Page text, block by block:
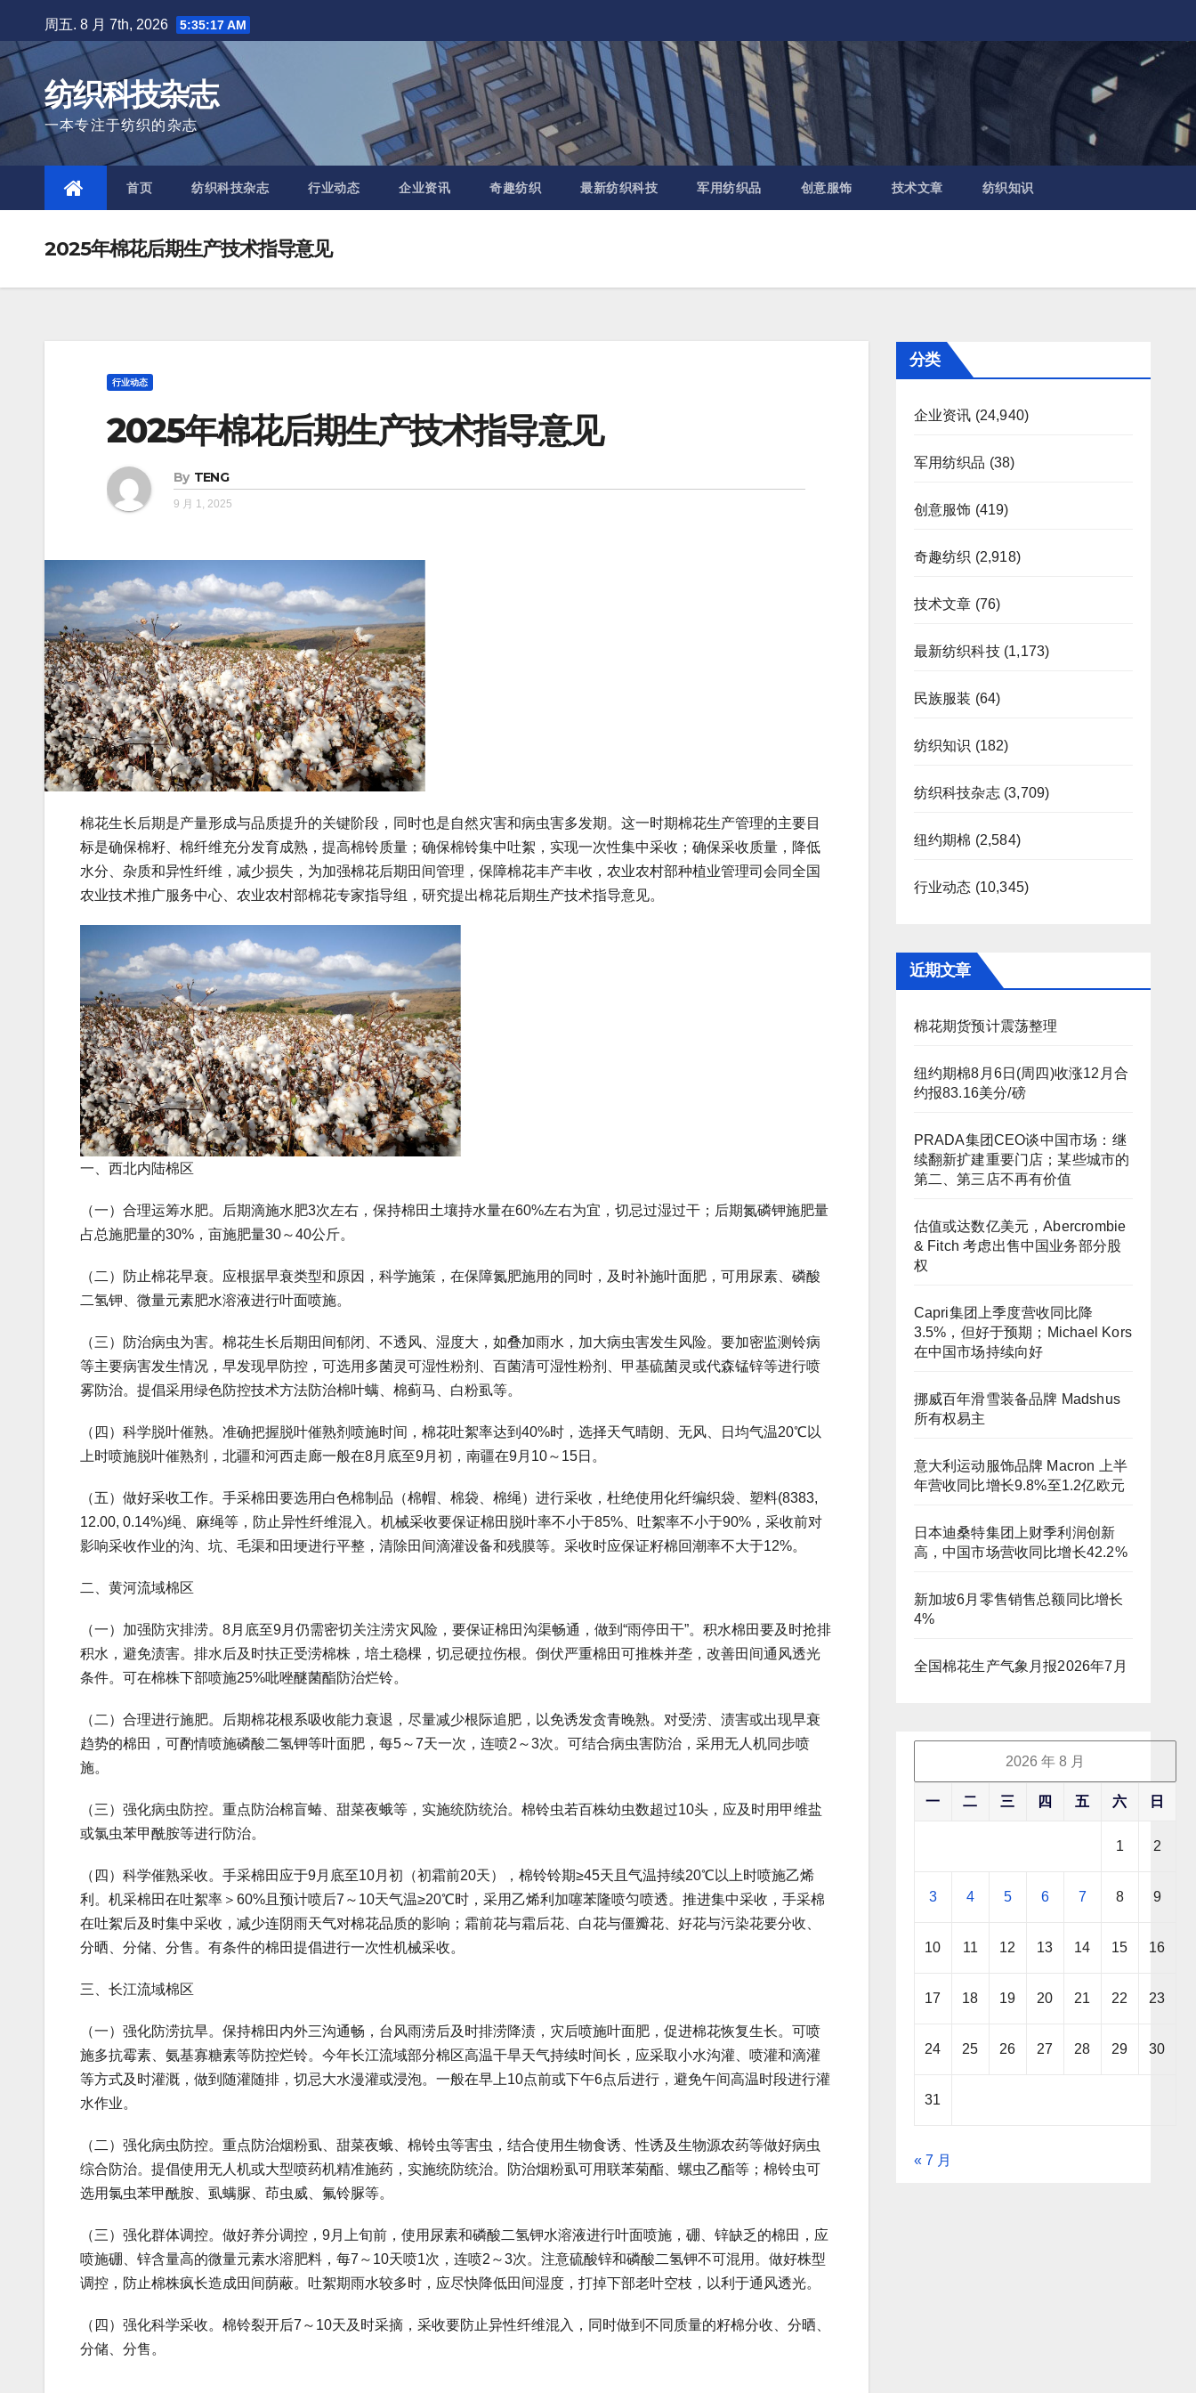
to
content
周五. 8 月 7th, 2026 5:35:19 AM
纺织科技杂志
一本专注于纺织的杂志
首页 纺织科技杂志 行业动态 企业资讯 奇趣纺织 最新纺织科技 军用纺织品 创意服饰 技术文章 纺织知识
2025年棉花后期生产技术指导意见
行业动态
2025年棉花后期生产技术指导意见
By TENG
9 月 1, 2025
棉花生长后期是产量形成与品质提升的关键阶段，同时也是自然灾害和病虫害多发期。这一时期棉花生产管理的主要目
标是确保棉籽、棉纤维充分发育成熟，提高棉铃质量；确保棉铃集中吐絮，实现一次性集中采收；确保采收质量，降低
水分、杂质和异性纤维，减少损失，为加强棉花后期田间管理，保障棉花丰产丰收，农业农村部种植业管理司会同全国
农业技术推广服务中心、农业农村部棉花专家指导组，研究提出棉花后期生产技术指导意见。
一、西北内陆棉区
（一）合理运筹水肥。后期滴施水肥3次左右，保持棉田土壤持水量在60%左右为宜，切忌过湿过干；后期氮磷钾施肥量
占总施肥量的30%，亩施肥量30～40公斤。
（二）防止棉花早衰。应根据早衰类型和原因，科学施策，在保障氮肥施用的同时，及时补施叶面肥，可用尿素、磷酸
二氢钾、微量元素肥水溶液进行叶面喷施。
（三）防治病虫为害。棉花生长后期田间郁闭、不透风、湿度大，如叠加雨水，加大病虫害发生风险。要加密监测铃病
等主要病害发生情况，早发现早防控，可选用多菌灵可湿性粉剂、百菌清可湿性粉剂、甲基硫菌灵或代森锰锌等进行喷
雾防治。提倡采用绿色防控技术方法防治棉叶螨、棉蓟马、白粉虱等。
（四）科学脱叶催熟。准确把握脱叶催熟剂喷施时间，棉花吐絮率达到40%时，选择天气晴朗、无风、日均气温20℃以
上时喷施脱叶催熟剂，北疆和河西走廊一般在8月底至9月初，南疆在9月10～15日。
（五）做好采收工作。手采棉田要选用白色棉制品（棉帽、棉袋、棉绳）进行采收，杜绝使用化纤编织袋、塑料(8383,
12.00, 0.14%)绳、麻绳等，防止异性纤维混入。机械采收要保证棉田脱叶率不小于85%、吐絮率不小于90%，采收前对
影响采收作业的沟、坑、毛渠和田埂进行平整，清除田间滴灌设备和残膜等。采收时应保证籽棉回潮率不大于12%。
二、黄河流域棉区
（一）加强防灾排涝。8月底至9月仍需密切关注涝灾风险，要保证棉田沟渠畅通，做到“雨停田干”。积水棉田要及时抢排
积水，避免渍害。排水后及时扶正受涝棉株，培土稳棵，切忌硬拉伤根。倒伏严重棉田可推株并垄，改善田间通风透光
条件。可在棉株下部喷施25%吡唑醚菌酯防治烂铃。
（二）合理进行施肥。后期棉花根系吸收能力衰退，尽量减少根际追肥，以免诱发贪青晚熟。对受涝、渍害或出现早衰
趋势的棉田，可酌情喷施磷酸二氢钾等叶面肥，每5～7天一次，连喷2～3次。可结合病虫害防治，采用无人机同步喷
施。
（三）强化病虫防控。重点防治棉盲蝽、甜菜夜蛾等，实施统防统治。棉铃虫若百株幼虫数超过10头，应及时用甲维盐
或氯虫苯甲酰胺等进行防治。
（四）科学催熟采收。手采棉田应于9月底至10月初（初霜前20天），棉铃铃期≥45天且气温持续20℃以上时喷施乙烯
利。机采棉田在吐絮率＞60%且预计喷后7～10天气温≥20℃时，采用乙烯利加噻苯隆喷匀喷透。推进集中采收，手采棉
在吐絮后及时集中采收，减少连阴雨天气对棉花品质的影响；霜前花与霜后花、白花与僵瓣花、好花与污染花要分收、
分晒、分储、分售。有条件的棉田提倡进行一次性机械采收。
三、长江流域棉区
（一）强化防涝抗旱。保持棉田内外三沟通畅，台风雨涝后及时排涝降渍，灾后喷施叶面肥，促进棉花恢复生长。可喷
施多抗霉素、氨基寡糖素等防控烂铃。今年长江流域部分棉区高温干旱天气持续时间长，应采取小水沟灌、喷灌和滴灌
等方式及时灌溉，做到随灌随排，切忌大水漫灌或浸泡。一般在早上10点前或下午6点后进行，避免午间高温时段进行灌
水作业。
（二）强化病虫防控。重点防治烟粉虱、甜菜夜蛾、棉铃虫等害虫，结合使用生物食诱、性诱及生物源农药等做好病虫
综合防治。提倡使用无人机或大型喷药机精准施药，实施统防统治。防治烟粉虱可用联苯菊酯、螺虫乙酯等；棉铃虫可
选用氯虫苯甲酰胺、虱螨脲、茚虫威、氟铃脲等。
（三）强化群体调控。做好养分调控，9月上旬前，使用尿素和磷酸二氢钾水溶液进行叶面喷施，硼、锌缺乏的棉田，应
喷施硼、锌含量高的微量元素水溶肥料，每7～10天喷1次，连喷2～3次。注意硫酸锌和磷酸二氢钾不可混用。做好株型
调控，防止棉株疯长造成田间荫蔽。吐絮期雨水较多时，应尽快降低田间湿度，打掉下部老叶空枝，以利于通风透光。
（四）强化科学采收。棉铃裂开后7～10天及时采摘，采收要防止异性纤维混入，同时做到不同质量的籽棉分收、分晒、
分储、分售。
分类
企业资讯 (24,940)
军用纺织品 (38)
创意服饰 (419)
奇趣纺织 (2,918)
技术文章 (76)
最新纺织科技(1,173)
民族服装 (64)
纺织知识 (182)
纺织科技杂志(3,709)
纽约期棉 (2,584)
行业动态 (10,345)
近期文章
棉花期货预计震荡整理
纽约期棉8月6日(周四)收涨12月合
约报83.16美分/磅
PRADA集团CEO谈中国市场：继
续翻新扩建重要门店；某些城市的
第二、第三店不再有价值
估值或达数亿美元，Abercrombie
& Fitch 考虑出售中国业务部分股
权
Capri集团上季度营收同比降
3.5%，但好于预期；Michael Kors
在中国市场持续向好
挪威百年滑雪装备品牌 Madshus
所有权易主
意大利运动服饰品牌 Macron 上半
年营收同比增长9.8%至1.2亿欧元
日本迪桑特集团上财季利润创新
高，中国市场营收同比增长42.2%
新加坡6月零售销售总额同比增长
4%
全国棉花生产气象月报2026年7月
2026 年 8 月
一 二 三 四 五 六 日
1 2
3 4 5 6 7 8 9
10 11 12 13 14 15 16
17 18 19 20 21 22 23
24 25 26 27 28 29 30
31
« 7 月